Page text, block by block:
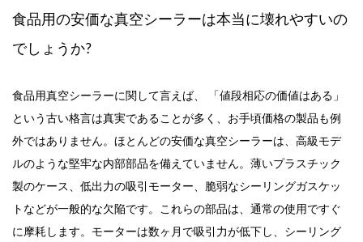
食品用の安価な真空シーラーは本当に壊れやすいの
でしょう か?
食品用真空シーラーに関して言えば、 「 値段相応の価値はある 」
という古い格言は真実であることが多く、お手頃価格の製品も例
外ではありません。ほとんどの安価な真空シーラーは、高級モデ
ルのような堅牢な内部部品を備えていません。 薄いプラスチック
製のケース、低出力の吸引モーター、脆弱なシーリングガスケッ
トなどが一般的な欠陥です。これらの部品は、通常の使用ですぐ
に摩耗します。モーターは数ヶ月で吸引力が低下し、シーリング